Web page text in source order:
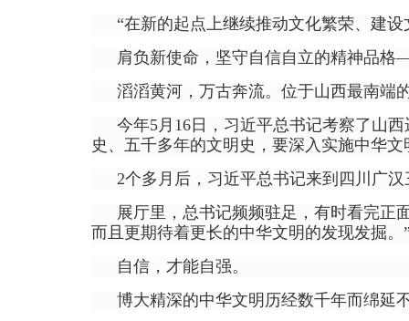
“在新的起点上继续推动文化繁荣、建
肩负新使命，坚守自信自立的精神品
滔滔黄河，万古奔流。位于山西最南端
今年5月16日，习近平总书记考察了山
史、五千多年的文明史，要深入实施中华
2个多月后，习近平总书记来到四川广
展厅里，总书记频频驻足，有时看完正
而且更期待着更长的中华文明的发现发掘。
自信，才能自强。
博大精深的中华文明历经数千年而绵延